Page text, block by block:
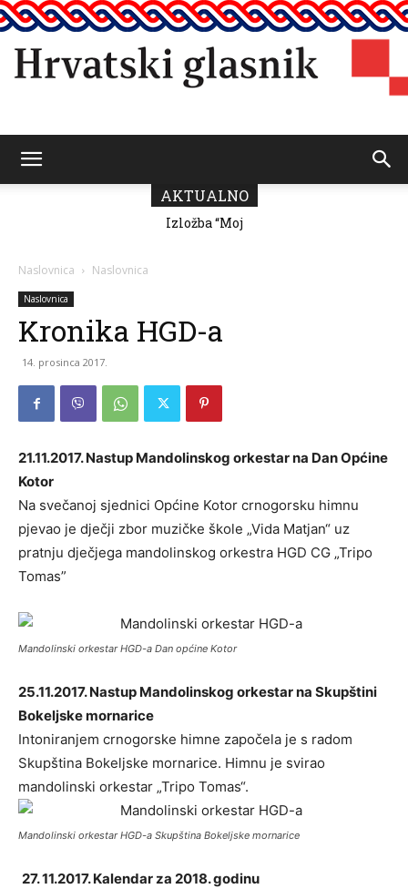
AKTUALNO
Predsjednik
Izložba “Moj
Naslovnica Naslovnica
Naslovnica
Kronika HGD-a
14. prosinca 2017.
21.11.2017. Nastup Mandolinskog orkestar na Dan Općine
Kotor
Na svečanoj sjednici Općine Kotor crnogorsku himnu
pjevao je dječji zbor muzičke škole „Vida Matjan“ uz
pratnju dječjega mandolinskog orkestra HGD CG „Tripo
Tomas”
Mandolinski orkestar HGD-a Dan općine Kotor
25.11.2017. Nastup Mandolinskog orkestar na Skupštini
Bokeljske mornarice
Intoniranjem crnogorske himne započela je s radom
Skupština Bokeljske mornarice. Himnu je svirao
mandolinski orkestar „Tripo Tomas“.
Mandolinski orkestar HGD-a Skupština Bokeljske mornarice
27.11.2017. Kalendar za 2018. godinu